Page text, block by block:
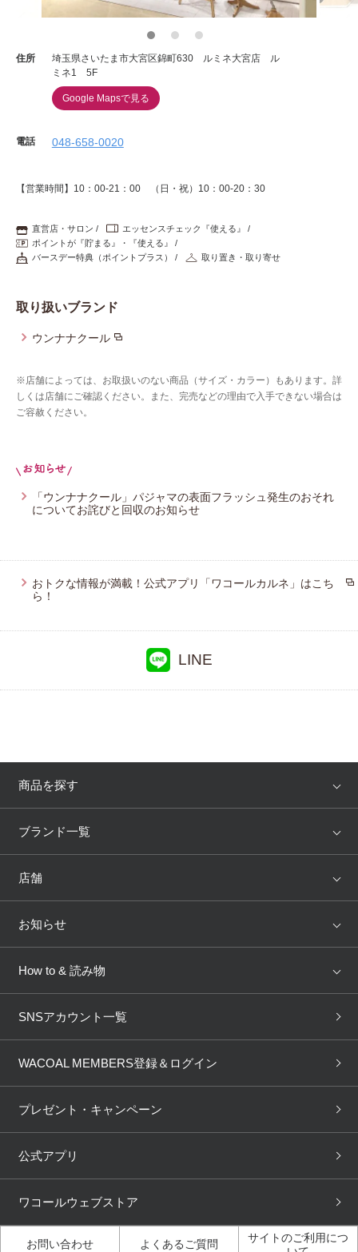
住所
埼玉県さいたま市大宮区錦町630 ルミネ大宮店 ル
ミネ1 5F
Google Mapsで見る
電話 048-658-0020
【営業時間】10：00-21：00 （日・祝）10：00-20：30
直営店・サロン
エッセンスチェック『使える』
ポイントが『貯まる』・『使える』
バースデー特典（ポイントプラス）
取り置き・取り寄せ
取り扱いブランド
ウンナナクール
※店舗によっては、お取扱いのない商品（サイズ・カラー）もあります。詳
しくは店舗にご確認ください。また、完売などの理由で入手できない場合は
ご容赦ください。
「ウンナナクール」パジャマの表面フラッシュ発生のおそれ
についてお詫びと回収のお知らせ
おトクな情報が満載！公式アプリ「ワコールカルネ」はこち
ら！
LINE
商品を探す
アイテム
トピックス
ブランド一覧
WACOAL
AMPHI une nana cool
OUR WACOAL
WACOAL Remamma Mens Innerwear
Licensed Brands
店舗
店舗を探す
ブラ無料診断
3Dボディスキャン
お知らせ
新着情報
商品回収
ニュース＆トピックス
How to & 読み物
下着の基礎知識
ブラパン ワコールスタイル
大人の工場見学inベトナム
人間科学研究開発センター見
学
ガイド（マンガ）
SNSアカウント一覧
WACOAL MEMBERS登録＆ログイン
プレゼント・キャンペーン
公式アプリ
ワコールウェブストア
お問い合わせ よくあるご質問
サイトのご利用につ